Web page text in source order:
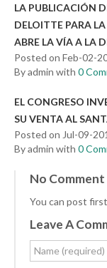
LA PUBLICACIÓN
DELOITTE PARA
ABRE LA VÍA A LA
Posted on Feb-02-
By admin with 0
EL CONGRESO
SU VENTA AL
Posted on Jul-09-
By admin with 0
No Comment
You can post
Leave A
Name (required)